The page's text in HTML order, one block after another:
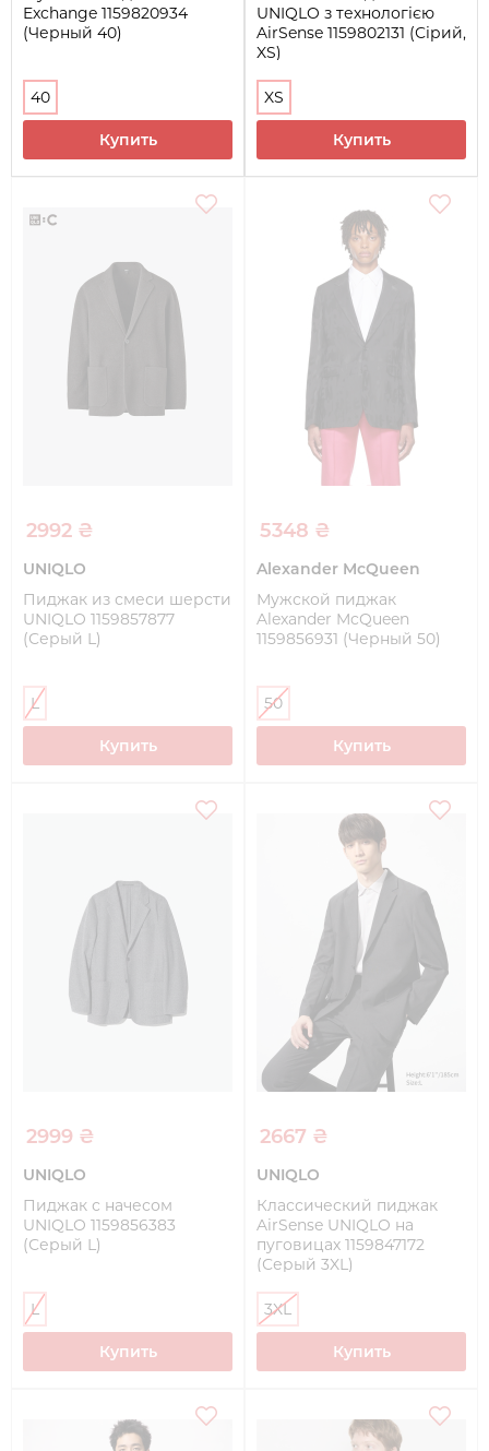
Exchange 1159820934
(Черный 40)
40
Купить
UNIQLO з технологією
AirSense 1159802131 (Сірий,
XS)
XS
Купить
2992 ₴
UNIQLO
Пиджак из смеси шерсти
UNIQLO 1159857877
(Серый L)
L
Купить
5348 ₴
Alexander McQueen
Мужской пиджак
Alexander McQueen
1159856931 (Черный 50)
50
Купить
2999 ₴
UNIQLO
Пиджак с начесом
UNIQLO 1159856383
(Серый L)
L
Купить
2667 ₴
UNIQLO
Классический пиджак
AirSense UNIQLO на
пуговицах 1159847172
(Серый 3XL)
3XL
Купить